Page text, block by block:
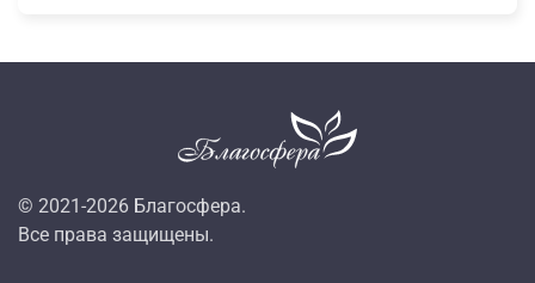
© 2021-2026 Благосфера.
Все права защищены.